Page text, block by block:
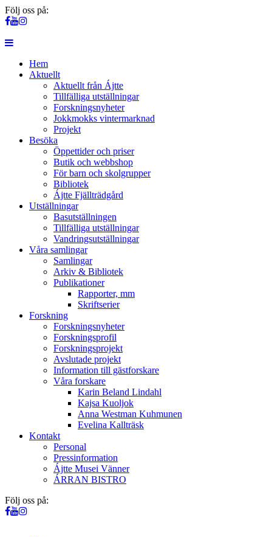
Följ oss på:
Hem
Aktuellt
Aktuellt från Ájtte
Tillfälliga utställningar
Forskningsnyheter
Jokkmokks vintermarknad
Projekt
Besöka
Öppettider och priser
Butik och webbshop
För barn och skolgrupper
Bibliotek
Ájtte Fjällträdgård
Utställningar
Basutställningen
Tillfälliga utställningar
Vandringsutställningar
Våra samlingar
Samlingar
Arkiv & Bibliotek
Publikationer
Rapporter, mm
Skriftserier
Forskning
Forskningsnyheter
Forskningsprofil
Forskningsprojekt
Avslutade projekt
Information till gästforskare
Våra forskare
Karin Beland Lindahl
Kajsa Kuoljok
Anna Westman Kuhmunen
Evelina Kallträsk
Kontakt
Personal
Pressinformation
Ájtte Musei Vänner
ÁRRAN BISTRO
Följ oss på: